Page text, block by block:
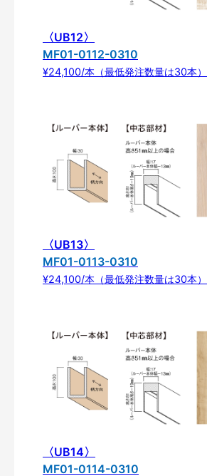
〈UB12〉
MF01-0112-0310
¥24,100/本（最低発注数量は30本）
〈UB13〉
MF01-0113-0310
¥24,100/本（最低発注数量は30本）
〈UB14〉
MF01-0114-0310